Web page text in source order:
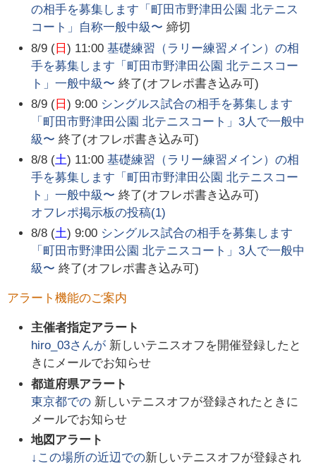
の相手を募集します「町田市野津田公園 北テニス
コート」自称一般中級〜 締切
8/9 ( 日) 11:00 基礎練習（ラリー練習メイン）の相
手を募集します「町田市野津田公園 北テニスコー
ト」一般中級〜 終了(オフレポ書き込み可)
8/9 ( 日) 9:00 シングルス試合の相手を募集します
「町田市野津田公園 北テニスコート」3人で一般中
級〜 終了(オフレポ書き込み可)
8/8 (土) 11:00 基礎練習（ラリー練習メイン）の相
手を募集します「町田市野津田公園 北テニスコー
ト」一般中級〜 終了(オフレポ書き込み可)
オフレポ掲示板の投稿(1)
8/8 (土) 9:00 シングルス試合の相手を募集します
「町田市野津田公園 北テニスコート」3人で一般中
級〜 終了(オフレポ書き込み可)
アラート機能のご案内
主催者指定アラート
hiro_03さんが 新しいテニスオフを開催登録したと
きにメールでお知らせ
都道府県アラート
東京都での 新しいテニスオフが登録されたときに
メールでお知らせ
地図アラート
↓この場所の近辺での新しいテニスオフが登録され